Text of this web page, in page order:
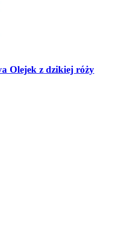
Olejek z dzikiej róży